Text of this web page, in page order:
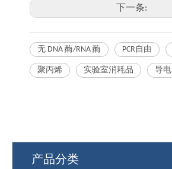
下一条:
无 DNA 酶/RNA 酶 PCR自由
聚丙烯 实验室消耗品 导电
产品分类